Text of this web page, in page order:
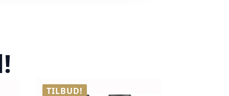
TILBUD!